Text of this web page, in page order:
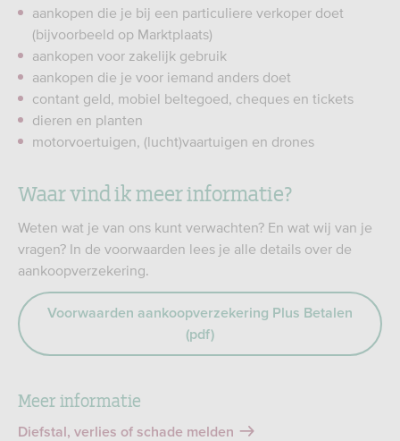
aankopen die je bij een particuliere verkoper doet
(bijvoorbeeld op Marktplaats)
aankopen voor zakelijk gebruik
aankopen die je voor iemand anders doet
contant geld, mobiel beltegoed, cheques en tickets
dieren en planten
motorvoertuigen, (lucht)vaartuigen en drones
Waar vind ik meer informatie?
Weten wat je van ons kunt verwachten? En wat wij van je
vragen? In de voorwaarden lees je alle details over de
aankoopverzekering.
Voorwaarden aankoopverzekering Plus Betalen
(pdf)
Meer informatie
Diefstal, verlies of schade melden